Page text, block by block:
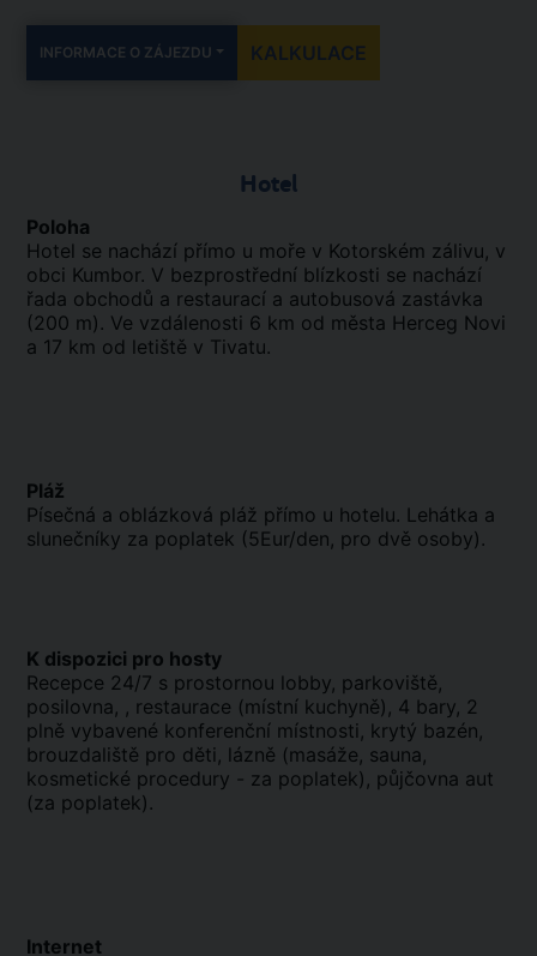
INFORMACE O ZÁJEZDU KALKULACE
Hotel
Poloha
Hotel se nachází přímo u moře v Kotorském zálivu, v
obci Kumbor. V bezprostřední blízkosti se nachází
řada obchodů a restaurací a autobusová zastávka
(200 m). Ve vzdálenosti 6 km od města Herceg Novi
a 17 km od letiště v Tivatu.
Pláž
Písečná a oblázková pláž přímo u hotelu. Lehátka a
slunečníky za poplatek (5Eur/den, pro dvě osoby).
K dispozici pro hosty
Recepce 24/7 s prostornou lobby, parkoviště,
posilovna, , restaurace (místní kuchyně), 4 bary, 2
plně vybavené konferenční místnosti, krytý bazén,
brouzdaliště pro děti, lázně (masáže, sauna,
kosmetické procedury - za poplatek), půjčovna aut
(za poplatek).
Internet